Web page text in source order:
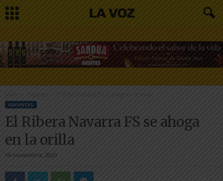
Inicio El Ribera Navarra FS se ahoga en la orilla
DEPORTES
El Ribera Navarra FS se ahoga
en la orilla
16 noviembre, 2023